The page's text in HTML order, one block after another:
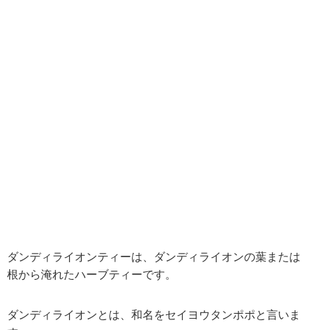
ダンディライオンティーは、ダンディライオンの葉または
根から淹れたハーブティーです。
ダンディライオンとは、和名をセイヨウタンポポと言いま